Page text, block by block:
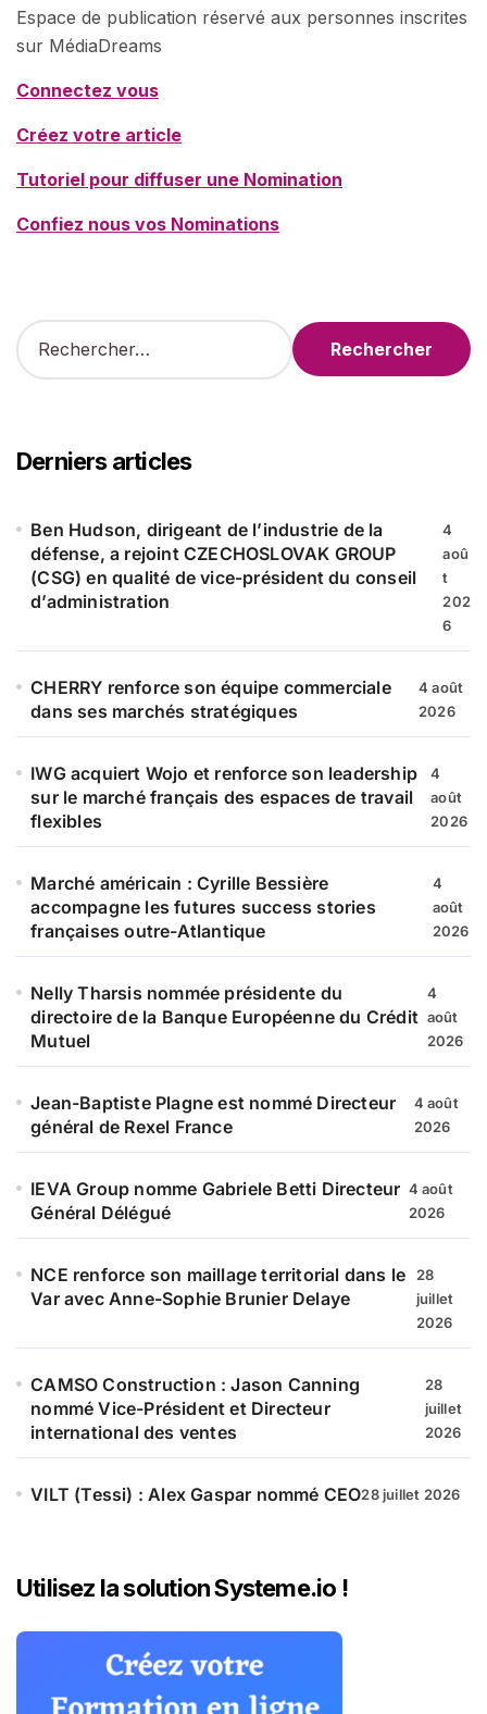
Espace de publication réservé aux personnes inscrites
sur MédiaDreams
Connectez vous
Créez votre article
Tutoriel pour diffuser une Nomination
Confiez nous vos Nominations
R
e
r
c
e
Derniers articles
Ben Hudson, dirigeant de l’industrie de la
défense, a rejoint CZECHOSLOVAK GROUP
(CSG) en qualité de vice-président du conseil
d’administration
4
aoû
t
202
6
CHERRY renforce son équipe commerciale
dans ses marchés stratégiques
4 août
2026
IWG acquiert Wojo et renforce son leadership
sur le marché français des espaces de travail
flexibles
4
août
2026
Marché américain : Cyrille Bessière
accompagne les futures success stories
françaises outre-Atlantique
4
août
2026
Nelly Tharsis nommée présidente du
directoire de la Banque Européenne du Crédit
Mutuel
4
août
2026
Jean-Baptiste Plagne est nommé Directeur
général de Rexel France
4 août
2026
IEVA Group nomme Gabriele Betti Directeur
Général Délégué
4 août
2026
NCE renforce son maillage territorial dans le
Var avec Anne-Sophie Brunier Delaye
28
juillet
2026
CAMSO Construction : Jason Canning
nommé Vice-Président et Directeur
international des ventes
28
juillet
2026
VILT (Tessi) : Alex Gaspar nommé CEO28 juillet 2026
Utilisez la solution Systeme.io !